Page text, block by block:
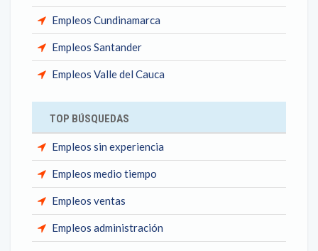
Empleos Cundinamarca
Empleos Santander
Empleos Valle del Cauca
TOP BÚSQUEDAS
Empleos sin experiencia
Empleos medio tiempo
Empleos ventas
Empleos administración